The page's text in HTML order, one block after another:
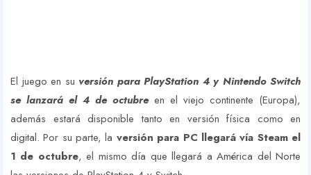
El juego en su versión para PlayStation 4 y Nintendo Switch
se lanzará el 4 de octubreen el viejo continente (Europa),
además estará disponible tanto en versión física como en
digital. Por su parte, la versión para PC llegará vía Steam el
1 de octubre, el mismo día que llegará a América del Norte